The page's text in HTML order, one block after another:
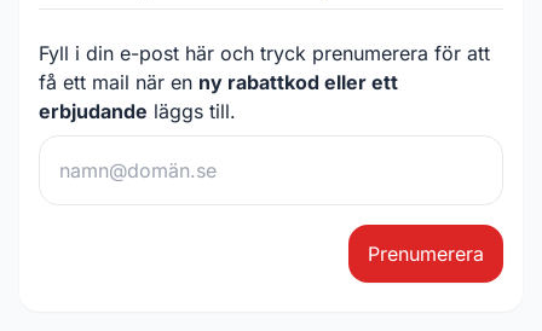
Fyll i din e-post här och tryck prenumerera för att
få ett mail när en ny rabattkod eller ett
erbjudande läggs till.
Prenumerera